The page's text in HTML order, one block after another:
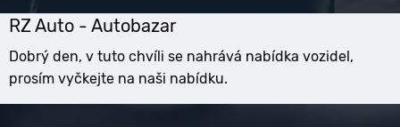
RZ Auto - Autobazar
Dobrý den, v tuto chvíli se nahrává nabídka vozidel,
prosím vyčkejte na naši nabídku.